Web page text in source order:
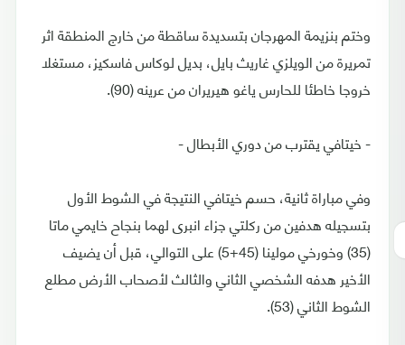
وختم بنزيمة المهرجان بتسديدة ساقطة من خارج المنطقة اثر
تمريرة من الويلزي غاريث بايل، بديل لوكاس فاسكيز، مستغلا
خروجا خاطئا للحارس ياغو هيريران من عرينه (90).
- خيتافي يقترب من دوري الأبطال -
وفي مباراة ثانية، حسم خيتافي النتيجة في الشوط الأول
بتسجيله هدفين من ركلتي جزاء انبرى لهما بنجاح خايمي ماتا
(35) وخورخي مولينا (45+5) على التوالي، قبل أن يضيف
الأخير هدفه الشخصي الثاني والثالث لأصحاب الأرض مطلع
الشوط الثاني (53).